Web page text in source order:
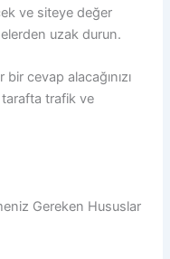
ve siteye değer
uzak durun.
cevap alacağınızı
trafik ve